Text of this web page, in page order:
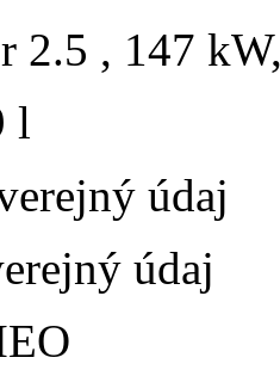
2.5 , 147
l
údaj
údaj